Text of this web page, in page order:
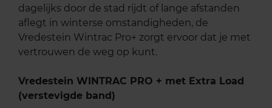
dagelijks door de stad rijdt of lange afstanden
aflegt in winterse omstandigheden, de
Vredestein Wintrac Pro+ zorgt ervoor dat je met
vertrouwen de weg op kunt.
Vredestein WINTRAC PRO + met Extra Load
(verstevigde band)